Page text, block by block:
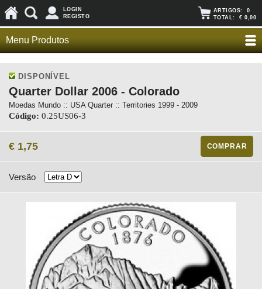
LOGIN
REGISTO
ARTIGOS: 0
TOTAL: € 0,00
Menu Produtos
DISPONÍVEL
Quarter Dollar 2006 - Colorado
Moedas Mundo :: USA Quarter :: Territories 1999 - 2009
Código: 0.25US06-3
€ 1,75 COMPRAR
Versão